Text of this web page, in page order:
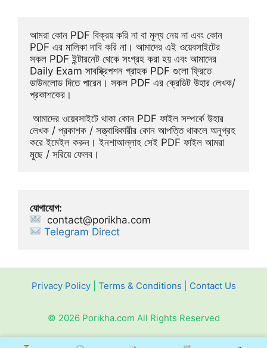
আমরা কোন PDF বিক্রয় করি না বা মূল্য নেয় না এবং কোন
PDF এর মালিকা দাবি করি না। আমাদের এই ওয়েবসাইটের
সকল PDF ইন্টারনেট থেকে সংগ্রহ করা হয় এবং আমাদের
Daily Exam সাবস্ক্রিপশন গ্রাহক PDF গুলো ফ্রিতে
ডাউনলোড দিতে পারেন। সকল PDF এর ক্রেডিট উহার লেখক/
প্রকাশকের।
লেখক / প্রকাশক / সত্ত্বাধিকারীর কোন আপত্তি থাকলে অনুগ্রহ
করে ইমেইল করুন। ইনশাআল্লাহ সেই PDF ফাইল আমরা
মুছে / সরিয়ে ফেলব।
যোগাযোগ:
contact@porikha.com
Telegram Direct
Privacy Policy| Terms & Conditions Contact Us
© 2026 Porikha.com All Rights Reserved